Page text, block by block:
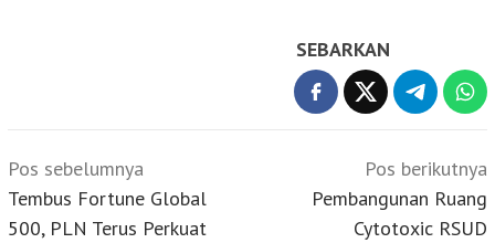
SEBARKAN
Navigasi
pos
Pos sebelumnya
Tembus Fortune Global
500, PLN Terus Perkuat
Pos berikutnya
Pembangunan Ruang
Cytotoxic RSUD